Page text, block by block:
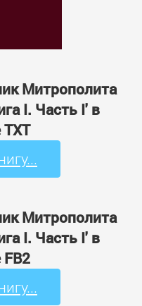
Митрополита
I. Часть I' в
Митрополита
I. Часть I' в